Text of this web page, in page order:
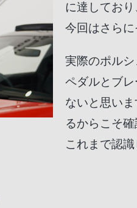
に達してお
今回はさらに
実際のポル
ペダルとブ
ないと思い
るからこそ
これまで認